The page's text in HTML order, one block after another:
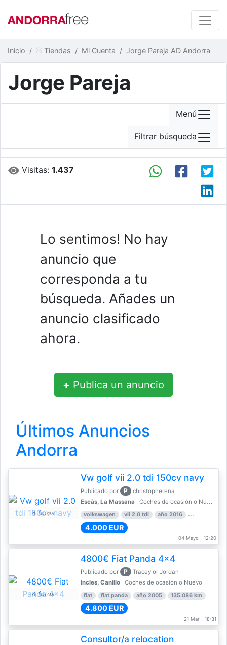
Inicio Tiendas Mi Cuenta Jorge Pareja AD Andorra
Jorge Pareja
Visitas:1.437
Lo sentimos! No hay
anuncio que
corresponda a tu
búsqueda. Añades un
anuncio clasificado
ahora.
+ Publica un anuncio
Últimos Anuncios
Andorra
4 fotos
Vw golf vii 2.0 tdi 150cv navy
Publicado por P
christopherena
Escàs, La Massana
Coches de ocasión o Nuevo
volkswagen vii 2.0 tdi año 2016 80.000 km
4.000 EUR
04 Mayo - 12:20
4 fotos
4800€ Fiat Panda 4x4
Publicado por P
Tracey or Jordan
Incles, Canillo
Coches de ocasión o Nuevo
fiat fiat panda año 2005 135.086 km
4.800 EUR
21 Mar - 18:31
Consultor/a relocation
Menú
Filtrar búsqueda